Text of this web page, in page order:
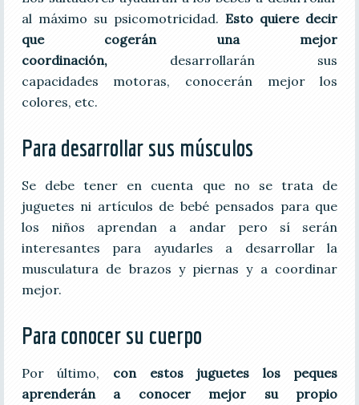
al máximo su psicomotricidad.Esto quiere decir
que cogerán una mejor
coordinación, desarrollarán sus
capacidades motoras, conocerán mejor los
colores, etc.
Para desarrollar sus músculos
Se debe tener en cuenta que no se trata de
juguetes ni artículos de bebé pensados para que
los niños aprendan a andar pero sí serán
interesantes para ayudarles a desarrollar la
musculatura de brazos y piernas y a coordinar
mejor.
Para conocer su cuerpo
Por último, con estos juguetes los peques
aprenderán a conocer mejor su propio